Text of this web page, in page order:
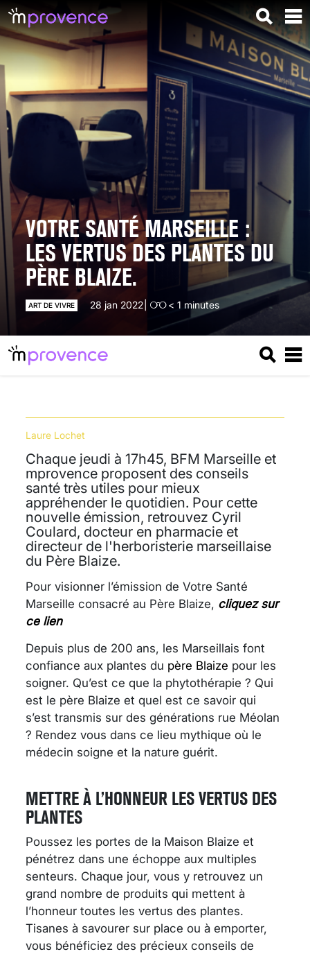
VOTRE SANTÉ MARSEILLE :
LES VERTUS DES PLANTES DU
PÈRE BLAIZE.
ART DE VIVRE 28 jan 2022 < 1 minutes
Chaque jeudi à 17h45, BFM Marseille et
mprovence proposent des conseils
santé très utiles pour mieux
appréhender le quotidien. Pour cette
nouvelle émission, retrouvez Cyril
Coulard, docteur en pharmacie et
directeur de l'herboristerie marseillaise
du Père Blaize.
Laure Lochet
Pour visionner l’émission de Votre Santé
Marseille consacré au Père Blaize, cliquez sur
ce lien
Depuis plus de 200 ans, les Marseillais font
confiance aux plantes du père Blaize pour les
soigner. Qu’est ce que la phytothérapie ? Qui
est le père Blaize et quel est ce savoir qui
s’est transmis sur des générations rue Méolan
? Rendez vous dans ce lieu mythique où le
médecin soigne et la nature guérit.
METTRE À L’HONNEUR LES VERTUS DES
PLANTES
Poussez les portes de la Maison Blaize et
pénétrez dans une échoppe aux multiples
senteurs. Chaque jour, vous y retrouvez un
grand nombre de produits qui mettent à
l’honneur toutes les vertus des plantes.
Tisanes à savourer sur place ou à emporter,
vous bénéficiez des précieux conseils de